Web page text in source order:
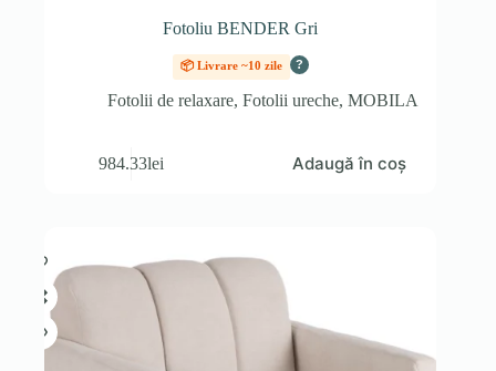
Fotoliu BENDER Gri
📦 Livrare ~10 zile ?
Fotolii de relaxare, Fotolii ureche, MOBILA
984.33lei Adaugă în coș